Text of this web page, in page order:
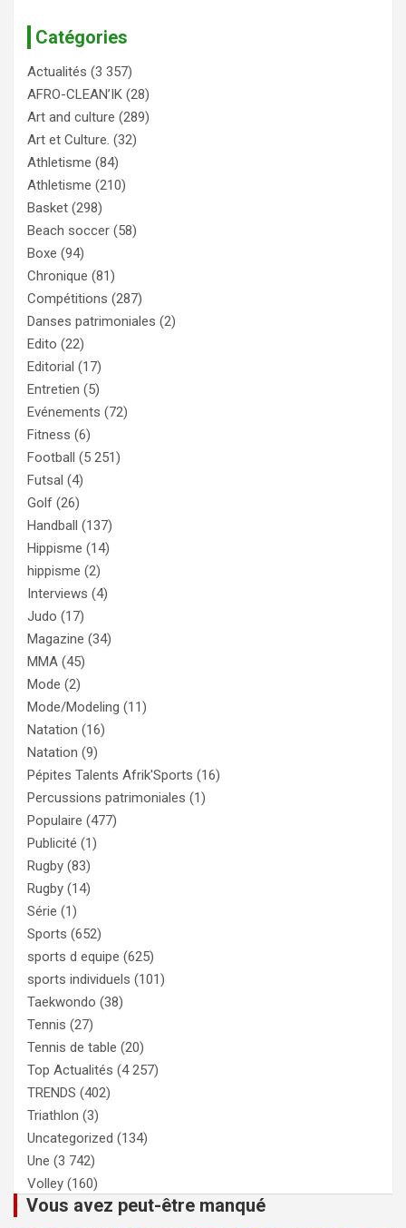
Catégories
Actualités (3 357)
AFRO-CLEAN’IK (28)
Art and culture (289)
Art et Culture. (32)
Athletisme (84)
Athletisme (210)
Basket (298)
Beach soccer (58)
Boxe (94)
Chronique (81)
Compétitions (287)
Danses patrimoniales (2)
Edito (22)
Editorial (17)
Entretien (5)
Evénements (72)
Fitness (6)
Football (5 251)
Futsal (4)
Golf (26)
Handball (137)
Hippisme (14)
hippisme (2)
Interviews (4)
Judo (17)
Magazine (34)
MMA (45)
Mode (2)
Mode/Modeling (11)
Natation (16)
Natation (9)
Pépites Talents Afrik'Sports (16)
Percussions patrimoniales (1)
Populaire (477)
Publicité (1)
Rugby (83)
Rugby (14)
Série (1)
Sports (652)
sports d equipe (625)
sports individuels (101)
Taekwondo (38)
Tennis (27)
Tennis de table (20)
Top Actualités (4 257)
TRENDS (402)
Triathlon (3)
Uncategorized (134)
Une (3 742)
Volley (160)
Vous avez peut-être manqué